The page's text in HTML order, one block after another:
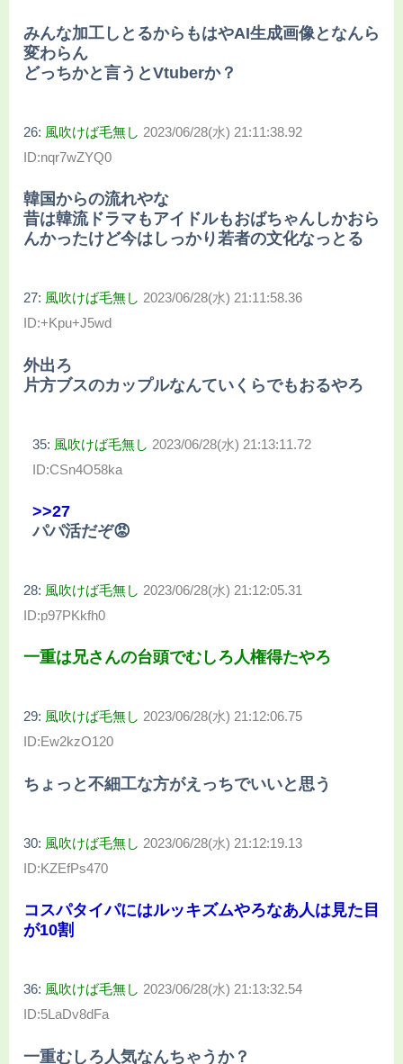
みんな加工しとるからもはやAI生成画像となんら
変わらん
どっちかと言うとVtuberか？
26: 風吹けば毛無し 2023/06/28(水) 21:11:38.92
ID:nqr7wZYQ0
韓国からの流れやな
昔は韓流ドラマもアイドルもおばちゃんしかおら
んかったけど今はしっかり若者の文化なっとる
27: 風吹けば毛無し 2023/06/28(水) 21:11:58.36
ID:+Kpu+J5wd
外出ろ
片方ブスのカップルなんていくらでもおるやろ
35: 風吹けば毛無し 2023/06/28(水) 21:13:11.72
ID:CSn4O58ka
>>27
パパ活だぞ😡
28: 風吹けば毛無し 2023/06/28(水) 21:12:05.31
ID:p97PKkfh0
一重は兄さんの台頭でむしろ人権得たやろ
29: 風吹けば毛無し 2023/06/28(水) 21:12:06.75
ID:Ew2kzO120
ちょっと不細工な方がえっちでいいと思う
30: 風吹けば毛無し 2023/06/28(水) 21:12:19.13
ID:KZEfPs470
コスパタイパにはルッキズムやろなあ人は見た目
が10割
36: 風吹けば毛無し 2023/06/28(水) 21:13:32.54
ID:5LaDv8dFa
一重むしろ人気なんちゃうか？